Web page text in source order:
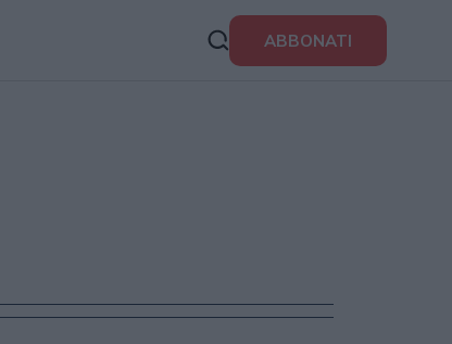
ABBONATI